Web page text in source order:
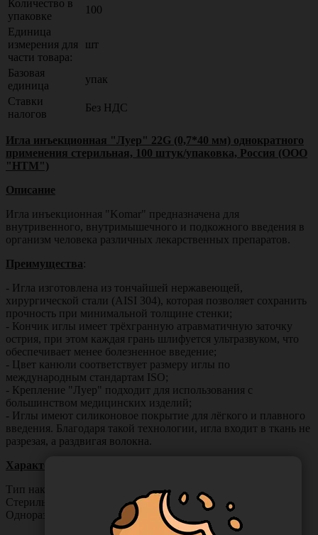
Количество в
упаковке
100
Единица
измерения для
части товара:
шт
Базовая
единица
упак
Ставки
налогов
Без НДС
Игла инъекционная "Луер" 22G (0,7*40 мм) однократного
применения стерильная, 100 штук/упаковка, Россия (ООО
"НТМ")
Описание
Игла инъекционная "Komar" предназначена для
внутривенного, внутримышечного и подкожного введения в
организм человека различных лекарственных препаратов.
Преимущества:
- Игла изготовлена из тончайшей нержавеющей,
хирургической стали (AISI 304), которая позволяет сохранить
прочность при минимальной толщине стенки;
- Кончик иглы имеет трёхгранную атравматичную заточку
острия, при этом каждая грань шлифуется ультразвуком, что
обеспечивает менее болезненное введение;
- Цвет канюли соответствует размеру иглы по
международным стандартам ISO;
- Крепление "Луер" подходит для использования с
большинством медицинских изделий;
- Иглы имеют силиконовое покрытие для лёгкого и плавного
введения. Благодаря такой технологии, игла входит в ткань не
разрезая, а раздвигая волокна.
Характеристики:
Тип наконечника: Luer Slip;
Стерильная (стерилизация этиленоксид (ЕО);
Одноразовая.